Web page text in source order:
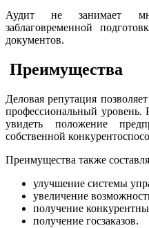
Аудит не занимает
заблаговременной
документов.
Преимущества
Деловая репутация
профессиональный уровень.
увидеть положение
собственной
Преимущества также
улучшение системы
увеличение
получение
получение госзаказов.